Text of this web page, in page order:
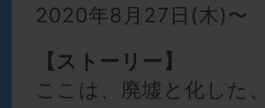
2020年8月27日(木)〜
【ストーリー】
ここは、廃墟と化した